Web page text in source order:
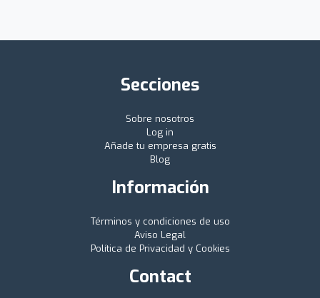
Secciones
Sobre nosotros
Log in
Añade tu empresa gratis
Blog
Información
Términos y condiciones de uso
Aviso Legal
Política de Privacidad y Cookies
Contact